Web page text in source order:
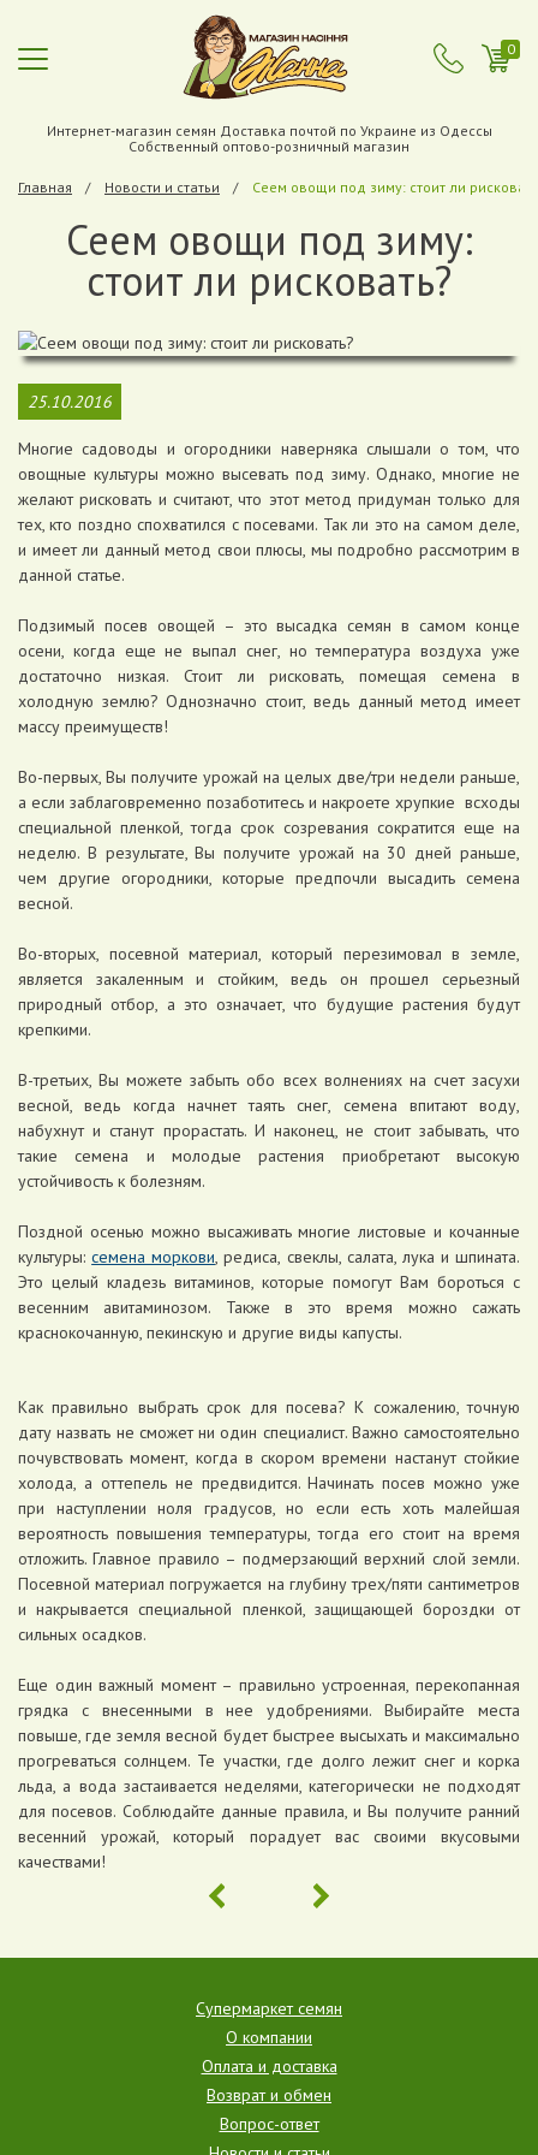
0
Интернет-магазин семян Доставка почтой по Украине из Одессы
Собственный оптово-розничный магазин
Главная Новости и статьи Сеем овощи под зиму: стоит ли
Сеем овощи под зиму:
стоит ли рисковать?
25.10.2016
Многие садоводы и огородники наверняка слышали о том, что
овощные культуры можно высевать под зиму. Однако, многие не
желают рисковать и считают, что этот метод придуман только для
тех, кто поздно спохватился с посевами. Так ли это на самом деле,
и имеет ли данный метод свои плюсы, мы подробно рассмотрим в
данной статье.
Подзимый посев овощей – это высадка семян в самом конце
осени, когда еще не выпал снег, но температура воздуха уже
достаточно низкая. Стоит ли рисковать, помещая семена в
холодную землю? Однозначно стоит, ведь данный метод имеет
массу преимуществ!
Во-первых, Вы получите урожай на целых две/три недели раньше,
а если заблаговременно позаботитесь и накроете хрупкие всходы
специальной пленкой, тогда срок созревания сократится еще на
неделю. В результате, Вы получите урожай на 30 дней раньше,
чем другие огородники, которые предпочли высадить семена
весной.
Во-вторых, посевной материал, который перезимовал в земле,
является закаленным и стойким, ведь он прошел серьезный
природный отбор, а это означает, что будущие растения будут
крепкими.
В-третьих, Вы можете забыть обо всех волнениях на счет засухи
весной, ведь когда начнет таять снег, семена впитают воду,
набухнут и станут прорастать. И наконец, не стоит забывать, что
такие семена и молодые растения приобретают высокую
устойчивость к болезням.
Поздной осенью можно высаживать многие листовые и кочанные
культуры:семена моркови, редиса, свеклы, салата, лука и шпината.
Это целый кладезь витаминов, которые помогут Вам бороться с
весенним авитаминозом. Также в это время можно сажать
краснокочанную, пекинскую и другие виды капусты.
Как правильно выбрать срок для посева? К сожалению, точную
дату назвать не сможет ни один специалист. Важно самостоятельно
почувствовать момент, когда в скором времени настанут стойкие
холода, а оттепель не предвидится. Начинать посев можно уже
при наступлении ноля градусов, но если есть хоть малейшая
вероятность повышения температуры, тогда его стоит на время
отложить. Главное правило – подмерзающий верхний слой земли.
Посевной материал погружается на глубину трех/пяти сантиметров
и накрывается специальной пленкой, защищающей бороздки от
сильных осадков.
Еще один важный момент – правильно устроенная, перекопанная
грядка с внесенными в нее удобрениями. Выбирайте места
повыше, где земля весной будет быстрее высыхать и максимально
прогреваться солнцем. Те участки, где долго лежит снег и корка
льда, а вода застаивается неделями, категорически не подходят
для посевов. Соблюдайте данные правила, и Вы получите ранний
весенний урожай, который порадует вас своими вкусовыми
качествами!
Супермаркет семян
О компании
Оплата и доставка
Возврат и обмен
Вопрос-ответ